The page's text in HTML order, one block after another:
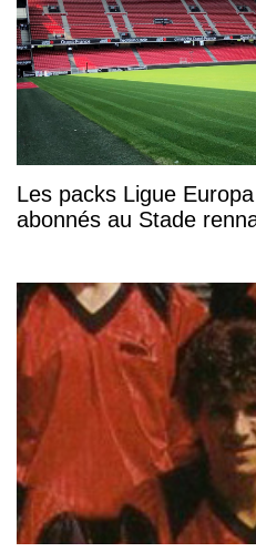
Les packs Ligue
abonnés au Stade